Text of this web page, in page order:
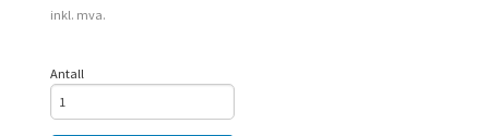
inkl. mva.
Antall